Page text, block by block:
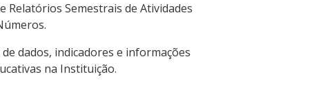
Relatórios Semestrais de Atividades
dados, indicadores e informações
na Instituição.